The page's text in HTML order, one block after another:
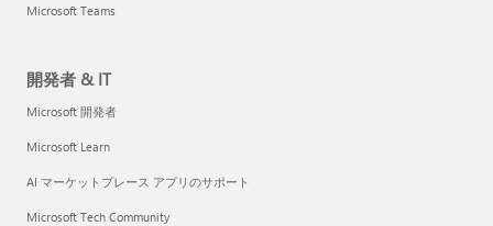
Microsoft Teams
開発者 & IT
Microsoft 開発者
Microsoft Learn
AI マーケットプレース アプリのサポート
Microsoft Tech Community